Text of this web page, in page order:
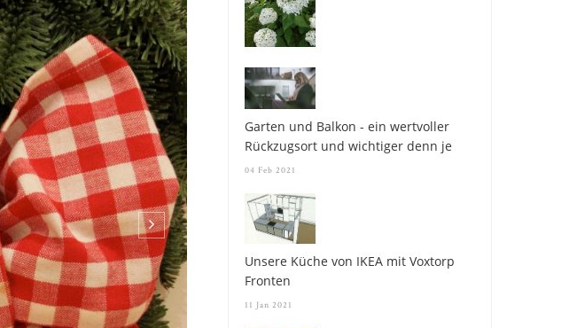
Garten und Balkon - ein wertvoller
Rückzugsort und wichtiger denn je
04 Feb 2021
Unsere Küche von IKEA mit Voxtorp
Fronten
11 Jan 2021